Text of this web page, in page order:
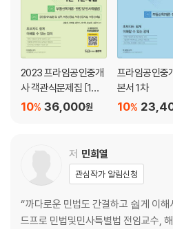
제 7 편 부동산개발관리론
Chapter 01 부동산이용 및 개발
Chapter 02 부동산관리
Chapter 03 부동산마케팅
제 8 편 감정평가론
Chapter 01 감정평가의 기초이론
Chapter 02 부동산가치이론
Chapter 05 부동산가격공시제도
제 1 편 민법 총론
2023 프라임공인중개
사 객관식문제집 [1차
+2차]36,000원
10%
프라임공인중
본서 1차
10%
저 민희열
관심작가 알림신청
“까다로운 민법도 간결하고 쉅게 이해
드프로 민법및민사특별법 전임교수,